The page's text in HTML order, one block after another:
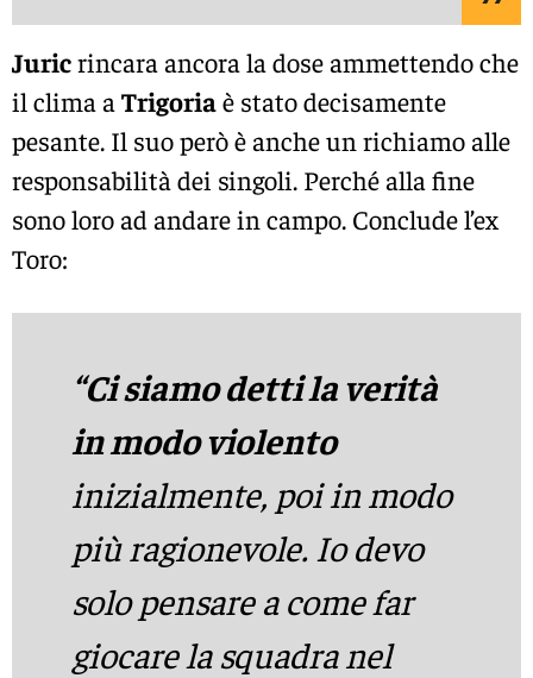
Juricrincara ancora la dose ammettendo che
il clima a Trigoriaè stato decisamente
pesante. Il suo però è anche un richiamo alle
responsabilità dei singoli. Perché alla fine
sono loro ad andare in campo. Conclude l’ex
Toro:
“Ci siamo detti la verità
in modo violento
inizialmente, poi in modo
più ragionevole. Io devo
solo pensare a come far
giocare la squadra nel